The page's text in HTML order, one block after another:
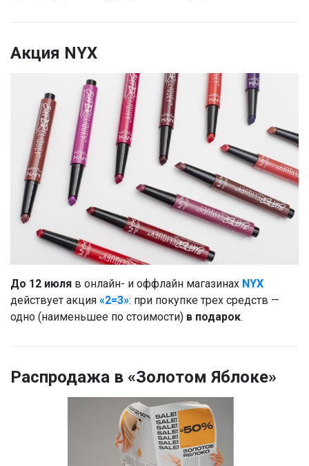
Акция NYX
До 12 июля в онлайн- и оффлайн магазинах NYX
действует акция «2=3»: при покупке трех средств —
одно (наименьшее по стоимости) в подарок.
Распродажа в «Золотом Яблоке»